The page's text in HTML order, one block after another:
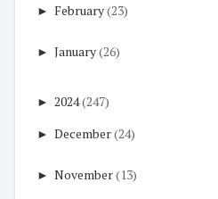
► February(23)
► January(26)
► 2024(247)
► December(24)
► November(13)